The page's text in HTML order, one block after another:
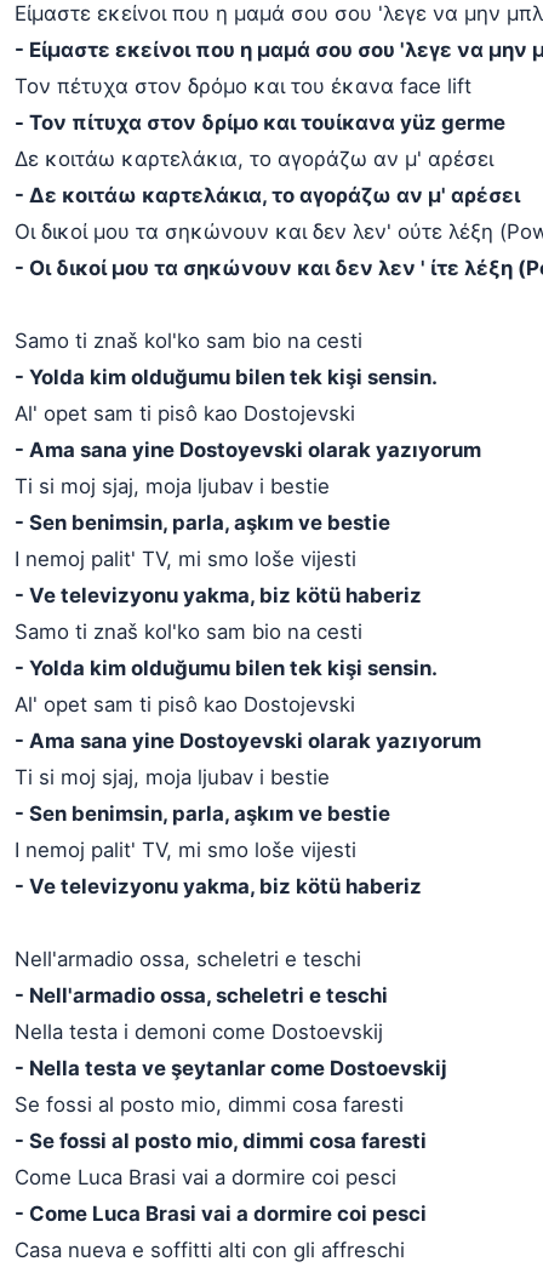
Είμαστε εκείνοι που η μαμά σου σου 'λεγε να μην
- Είμαστε εκείνοι που η μαμά σου σου 'λεγε να μην
Τον πέτυχα στον δρόμο και του έκανα face lift
- Τον πίτυχα στον δρίμο και τουίκανα yüz germe
Δε κοιτάω καρτελάκια, το αγοράζω αν μ' αρέσει
- Δε κοιτάω καρτελάκια, το αγοράζω αν μ' αρέσει
Οι δικοί μου τα σηκώνουν και δεν λεν' ούτε λέξη
- Οι δικοί μου τα σηκώνουν και δεν λεν ' ίτε λέξη
Samo ti znaš kol'ko sam bio na cesti
- Yolda kim olduğumu bilen tek kişi sensin.
Al' opet sam ti pisô kao Dostojevski
- Ama sana yine Dostoyevski olarak yazıyorum
Ti si moj sjaj, moja ljubav i bestie
- Sen benimsin, parla, aşkım ve bestie
I nemoj palit' TV, mi smo loše vijesti
- Ve televizyonu yakma, biz kötü haberiz
Samo ti znaš kol'ko sam bio na cesti
- Yolda kim olduğumu bilen tek kişi sensin.
Al' opet sam ti pisô kao Dostojevski
- Ama sana yine Dostoyevski olarak yazıyorum
Ti si moj sjaj, moja ljubav i bestie
- Sen benimsin, parla, aşkım ve bestie
I nemoj palit' TV, mi smo loše vijesti
- Ve televizyonu yakma, biz kötü haberiz
Nell'armadio ossa, scheletri e teschi
- Nell'armadio ossa, scheletri e teschi
Nella testa i demoni come Dostoevskij
- Nella testa ve şeytanlar come Dostoevskij
Se fossi al posto mio, dimmi cosa faresti
- Se fossi al posto mio, dimmi cosa faresti
Come Luca Brasi vai a dormire coi pesci
- Come Luca Brasi vai a dormire coi pesci
Casa nueva e soffitti alti con gli affreschi